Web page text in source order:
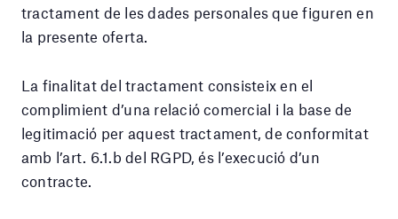
tractament de les dades personales que figuren en
la presente oferta.
La finalitat del tractament consisteix en el
complimient d’una relació comercial i la base de
legitimació per aquest tractament, de conformitat
amb l’art. 6.1.b del RGPD, és l’execució d’un
contracte.